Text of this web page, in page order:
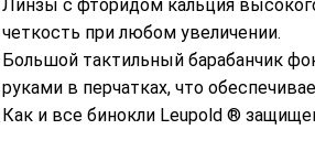
Линзы с фторидом кальция
четкость при любом увеличении.
Большой тактильный барабанчик
руками в перчатках, что
Как и все бинокли Leupold ®